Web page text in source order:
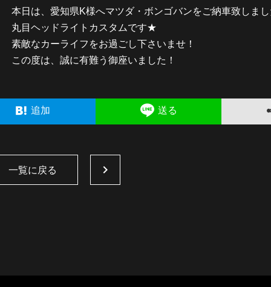
本日は、愛知県K様へマツダ・ボンゴバンをご納車致しま
丸目ヘッドライトカスタムです★
素敵なカーライフをお過ごし下さいませ！
この度は、誠に有難う御座いました！
追加 送る
一覧に戻る